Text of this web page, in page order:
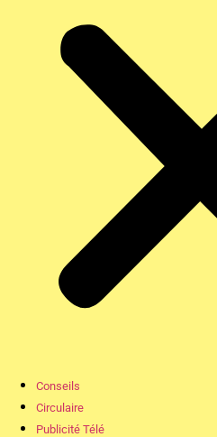
Conseils
Circulaire
Publicité Télé